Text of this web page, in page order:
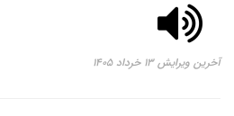
آخرین ویرایش ۱۳ خرداد ۱۴۰۵